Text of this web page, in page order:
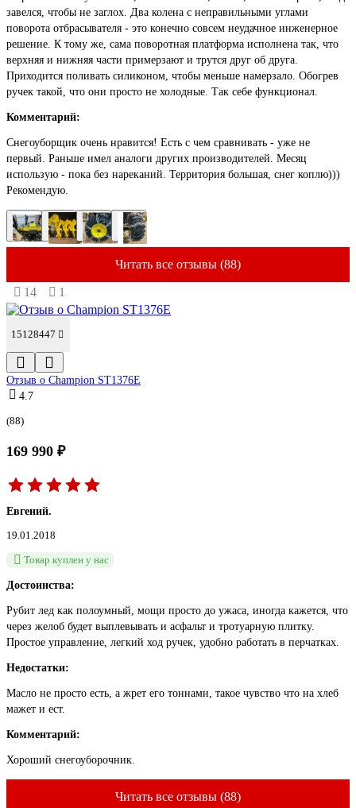
завелся, чтобы не заглох. Два колена с неправильными углами
поворота отбрасывателя - это конечно совсем неудачное инженерное
решение. К тому же, сама поворотная платформа исполнена так, что
верхняя и нижняя части примерзают и трутся друг об друга.
Приходится поливать силиконом, чтобы меньше намерзало. Обогрев
ручек такой, что они просто не холодные. Так себе функционал.
Комментарий:
Снегоуборщик очень нравится! Есть с чем сравнивать - уже не
первый. Раньше имел аналоги других производителей. Месяц
использую - пока без нареканий. Территория большая, снег коплю)))
Рекомендую.
Читать все отзывы (88)
14 1
15128447
Отзыв о Champion ST1376E
4.7
(88)
169 990 ₽
Евгений.
19.01.2018
Товар куплен у нас
Достоинства:
Рубит лед как полоумный, мощи просто до ужаса, иногда кажется, что
через желоб будет выплевывать и асфальт и тротуарную плитку.
Простое управление, легкий ход ручек, удобно работать в перчатках.
Недостатки:
Масло не просто есть, а жрет его тоннами, такое чувство что на хлеб
мажет и ест.
Комментарий:
Хороший снегоуборочник.
Читать все отзывы (88)